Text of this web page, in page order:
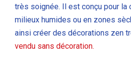
très soignée. Il est conçu pour la
milieux humides ou en zones
ainsi créer des décorations zen
vendu sans décoration.